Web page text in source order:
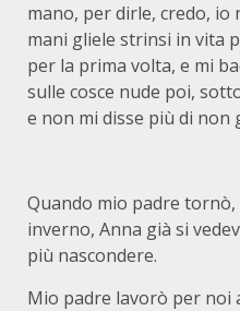
mano, per dirle, credo, io
mani gliele strinsi in vita
per la prima volta, e mi
sulle cosce nude poi,
e non mi disse più di non
Quando mio padre
inverno, Anna già si
più nascondere.
Mio padre lavorò per noi